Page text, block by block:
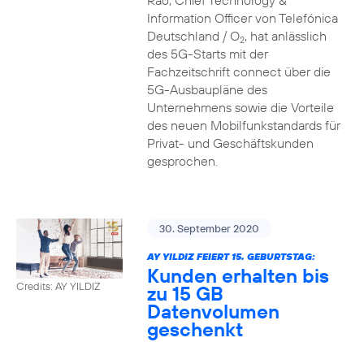
Information Officer von Telefónica
Deutschland / O2, hat anlässlich
des 5G-Starts mit der
Fachzeitschrift connect über die
5G-Ausbaupläne des
Unternehmens sowie die Vorteile
des neuen Mobilfunkstandards für
Privat- und Geschäftskunden
gesprochen.
Credits: AY YILDIZ
30. September 2020
AY YILDIZ FEIERT 15. GEBURTSTAG:
Kunden erhalten bis
zu 15 GB
Datenvolumen
geschenkt